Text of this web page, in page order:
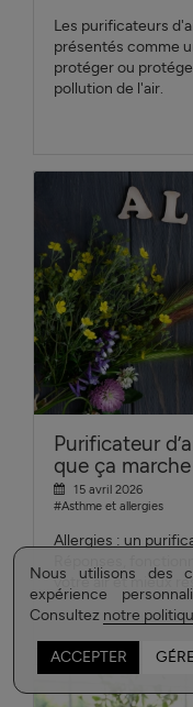
Nous utilisons des
expérience
Consultez notre
ACCEPTER
Les purificateurs
présentés comme
protéger ou
pollution de l'air.
Purificateur
que ça
15 avril 2026
#Asthme et allergies
Allergies : un
votre air et mieux